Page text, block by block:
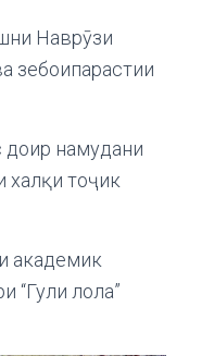
Наврӯзи
зебоипарастии
доир намудани
халқи тоҷик
академик
“Гули лола”